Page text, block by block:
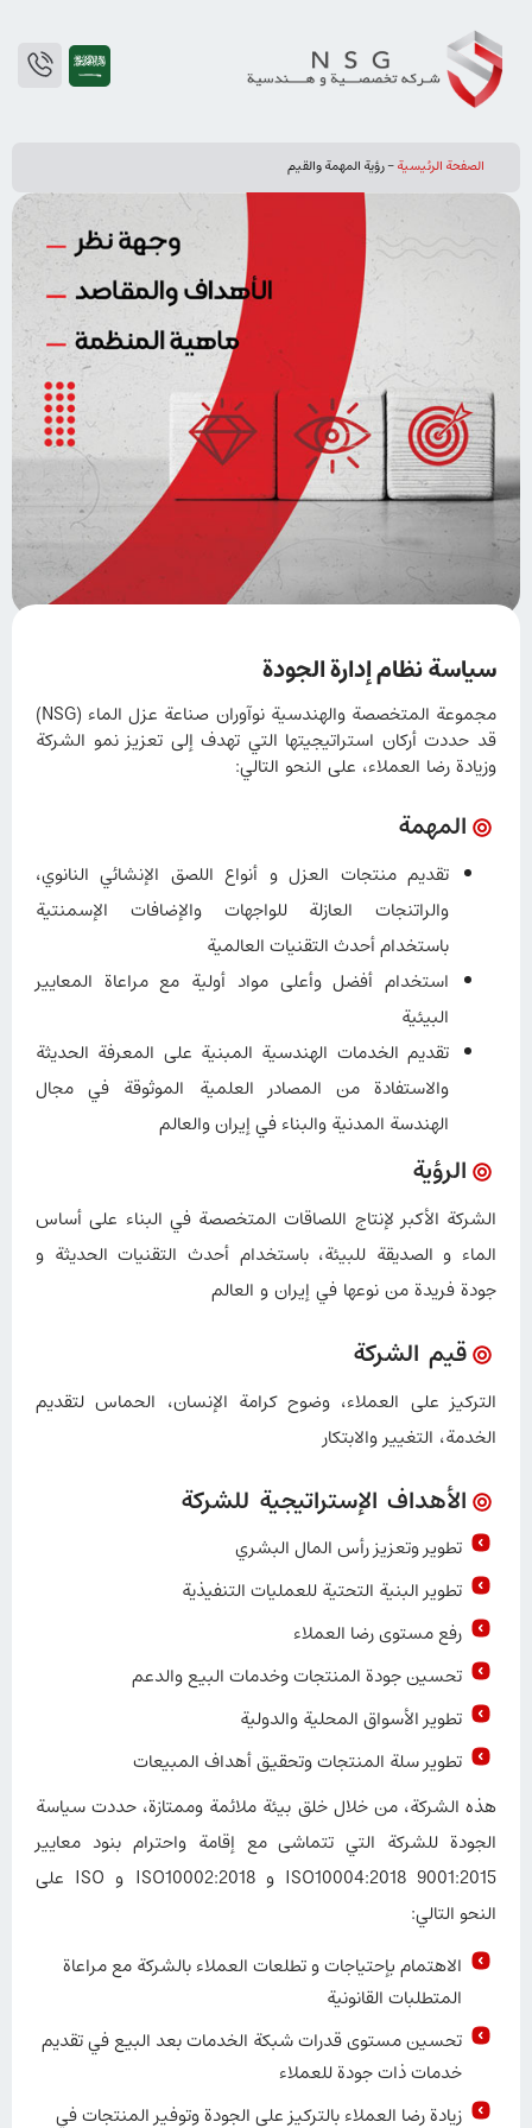
الصفحة الرئيسية-رؤیة المهمة والقيم
سیاسة نظام إدارة الجودة
مجموعة المتخصصة والهندسية نوآوران صناعة عزل الماء (NSG)
قد حددت أركان استراتيجيتها التي تهدف إلى تعزيز نمو الشركة
وزيادة رضا العملاء، على النحو التالي:
المهمة
تقديم منتجات العزل و أنواع اللصق الإنشائي النانوي،
والراتنجات العازلة للواجهات والإضافات الإسمنتية
باستخدام أحدث التقنيات العالمية
استخدام أفضل وأعلى مواد أولية مع مراعاة المعايير
البيئية
تقديم الخدمات الهندسية المبنية على المعرفة الحديثة
والاستفادة من المصادر العلمية الموثوقة في مجال
الهندسة المدنية والبناء في إيران والعالم
الرؤیة
الشركة الأكبر لإنتاج اللصاقات المتخصصة في البناء على أساس
الماء و الصديقة للبيئة، باستخدام أحدث التقنيات الحديثة و
جودة فريدة من نوعها في إيران و العالم
قيم الشركة
التركيز على العملاء، وضوح كرامة الإنسان، الحماس لتقديم
الخدمة، التغيير والابتكار
الأهداف الإستراتیجیة للشركة
تطوير وتعزيز رأس المال البشري
تطوير البنية التحتية للعمليات التنفيذية
رفع مستوى رضا العملاء
تحسين جودة المنتجات وخدمات البيع والدعم
تطوير الأسواق المحلية والدولية
تطوير سلة المنتجات وتحقيق أهداف المبيعات
هذه الشركة، من خلال خلق بيئة ملائمة وممتازة، حددت سياسة
الجودة للشركة التي تتماشى مع إقامة واحترام بنود معايير
9001:2015 ISO10004:2018 و ISO10002:2018 و ISO على
النحو التالي:
الاهتمام بإحتياجات و تطلعات العملاء بالشركة مع مراعاة
المتطلبات القانونية
تحسين مستوى قدرات شبكة الخدمات بعد البيع في تقديم
خدمات ذات جودة للعملاء
زيادة رضا العملاء بالتركيز على الجودة وتوفير المنتجات في